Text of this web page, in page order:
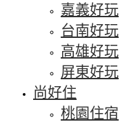
嘉義好玩
台南好玩
高雄好玩
屏東好玩
尚好住
桃園住宿